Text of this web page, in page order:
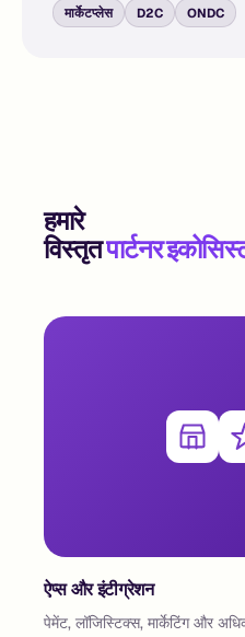
मार्केटप्लेस D2C ONDC
हमारे
विस्तृतपार्टनर
ऐप्स और इंटीग्रेशन
पेमेंट, लॉजिस्टिक्स, मार्केटिंग और